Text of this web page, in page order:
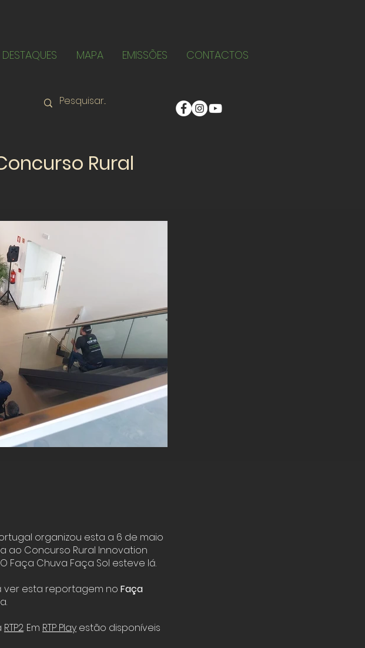
DESTAQUES MAPA EMISSÕES CONTACTOS
Rural
organizou esta a 6 de maio
ao Concurso Rural Innovation
Faça Chuva Faça Sol esteve lá.
ver esta reportagem no Faça
RTP2. Em RTP Play estão disponíveis